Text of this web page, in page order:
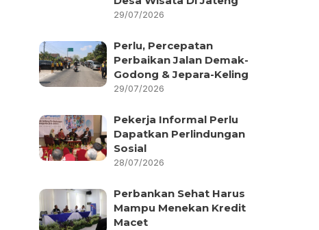
29/07/2026
Perlu, Percepatan
Perbaikan Jalan Demak-
Godong & Jepara-Keling
29/07/2026
Pekerja Informal Perlu
Dapatkan Perlindungan
Sosial
28/07/2026
Perbankan Sehat Harus
Mampu Menekan Kredit
Macet